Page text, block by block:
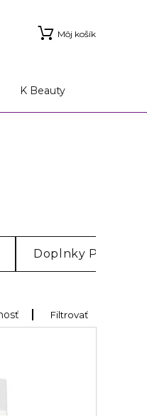
Môj košík
K Beauty
Doplnky Pre
Filtrovať